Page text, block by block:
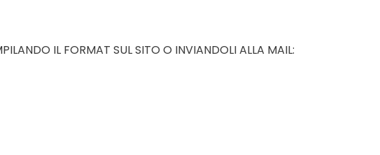
IL FORMAT SUL SITO O INVIANDOLI ALLA MAIL: